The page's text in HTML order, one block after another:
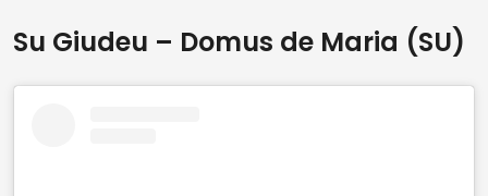
Su Giudeu – Domus de Maria (SU)